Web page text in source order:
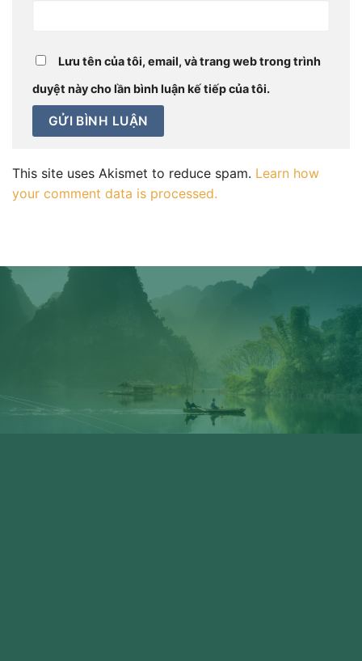
Lưu tên của tôi, email, và trang web trong trình
duyệt này cho lần bình luận kế tiếp của tôi.
This site uses Akismet to reduce spam. Learn how
your comment data is processed.